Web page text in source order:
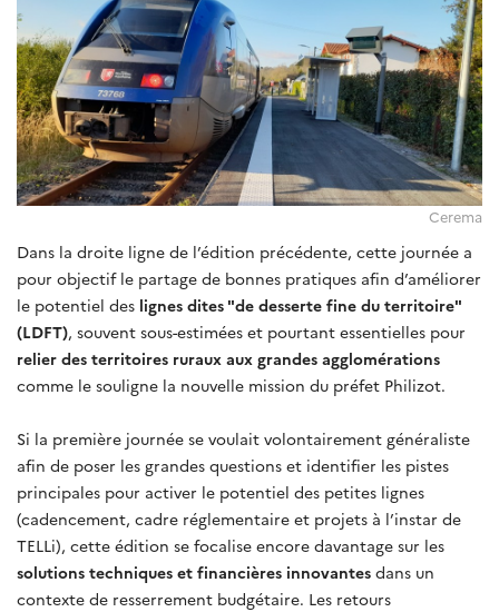
Cerema
Dans la droite ligne de l’édition précédente, cette journée a
pour objectif le partage de bonnes pratiques afin d’améliorer
le potentiel des lignes dites "de desserte fine du territoire"
(LDFT), souvent sous-estimées et pourtant essentielles pour
relier des territoires ruraux aux grandes agglomérations
comme le souligne la nouvelle mission du préfet Philizot.
Si la première journée se voulait volontairement généraliste
afin de poser les grandes questions et identifier les pistes
principales pour activer le potentiel des petites lignes
(cadencement, cadre réglementaire et projets à l’instar de
TELLi), cette édition se focalise encore davantage sur les
solutions techniques et financières innovantes dans un
contexte de resserrement budgétaire. Les retours